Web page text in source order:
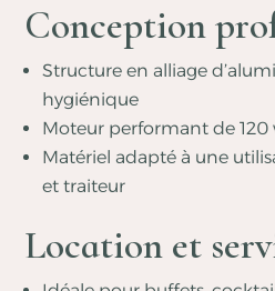
Conception
Structure en alliage
hygiénique
Moteur performant de 120
Matériel adapté à une
et traiteur
Location et